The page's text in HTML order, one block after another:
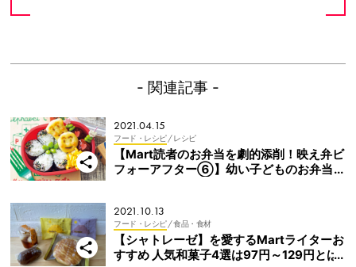
- 関連記事 -
2021.04.15
フード・レシピ/ レシピ
【Mart読者のお弁当を劇的添削！映え弁ビ
フォーアフター⑥】幼い子どものお弁当ア
2021.10.13
フード・レシピ/ 食品・食材
【シャトレーゼ】を愛するMartライターお
すすめ 人気和菓子4選は97円～129円とは